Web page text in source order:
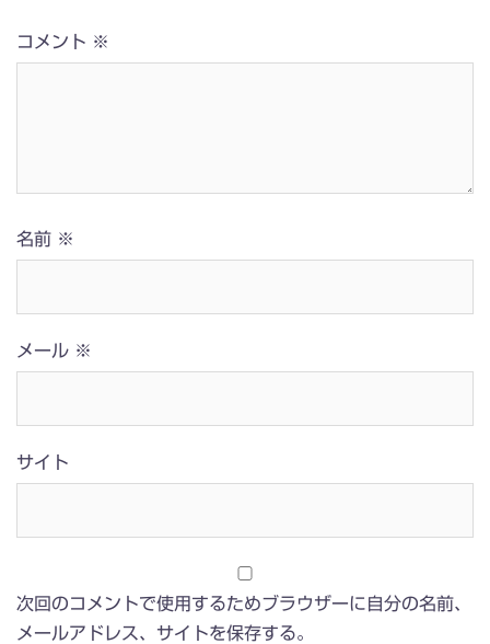
コメント ※
名前 ※
メール ※
サイト
次回のコメントで使用するためブラウザーに自分の名前、
メールアドレス、サイトを保存する。